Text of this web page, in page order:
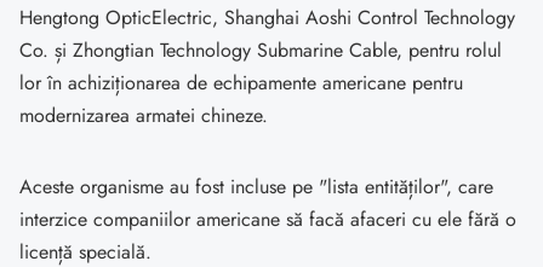
Hengtong OpticElectric, Shanghai Aoshi Control Technology
Co. și Zhongtian Technology Submarine Cable, pentru rolul
lor în achiziționarea de echipamente americane pentru
modernizarea armatei chineze.
Aceste organisme au fost incluse pe "lista entităților", care
interzice companiilor americane să facă afaceri cu ele fără o
licență specială.